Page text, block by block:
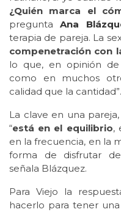
¿Quién marca el
preguntaAna
terapia de pareja. La
compenetración con
lo que, en opinión
como en muchos
calidad que la cantidad”.
La clave en una
“está en el equilibrio,
en la frecuencia, en la
forma de disfrutar
señala Blázquez.
Para Viejo la
hacerlo para tener